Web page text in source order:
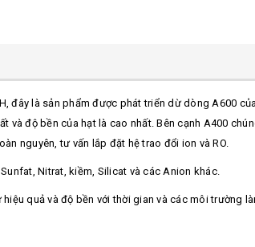
đây là sản phẩm được phát triển dừ dòng A600
độ bền của hạt là cao nhất. Bên cạnh A400
nguyên, tư vấn lắp đặt hệ trao đổi ion và RO.
Nitrat, kiềm, Silicat và các Anion khác.
quả và độ bền với thời gian và các môi trường